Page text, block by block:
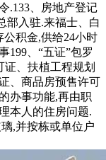
.133、房地产登记
部⼊驻.来福士、白
积金,供给24小时
199、“五证”包罗
证、扶植工程规划
、商品房预售许可
办事功能,再由职
本人的住房问题.
,并按栋或单位户